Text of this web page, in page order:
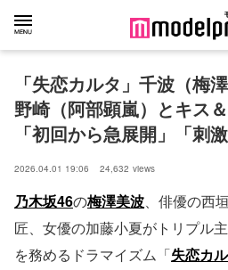
「失恋カルタ」千波（梅
野崎（阿部顕嵐）とキス
「初回から急展開」「刺
2026.04.01 19:06 24,632 views
乃木坂46の梅澤美波、俳優の西垣
匠、女優の加藤小夏がトリプル
を務めるドラマイズム「失恋カル